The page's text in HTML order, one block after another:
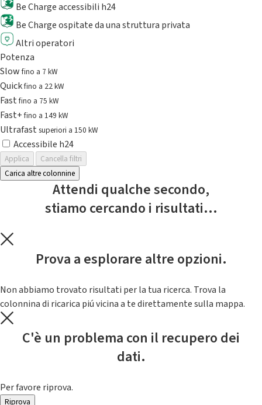
Be Charge accessibili h24
Be Charge ospitate da una struttura privata
Altri operatori
Potenza
Slowfino a 7 kW
Quickfino a 22 kW
Fastfino a 75 kW
Fast+fino a 149 kW
Ultrafast superiori a 150 kW
Accessibile h24
Applica
Cancella filtri
Carica altre colonnine
Attendi qualche secondo,
stiamo cercando i risultati...
Prova a esplorare altre opzioni.
Non abbiamo trovato risultati per la tua ricerca. Trova la
colonnina di ricarica piú vicina a te direttamente sulla mappa.
C'è un problema con il recupero dei
dati.
Per favore riprova.
Riprova